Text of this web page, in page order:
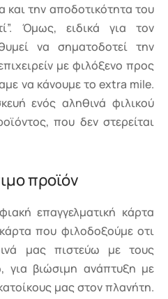
και την αποδοτικότητα του
Όμως, ειδικά για τον
να σηματοδοτεί την
με φιλόξενο προς
να κάνουμε το extra mile.
ενός αληθινά φιλικού
που δεν στερείται
προϊόν
επαγγελματική κάρτα
που φιλοδοξούμε οτι
μας πιστεύω με τους
για βιώσιμη ανάπτυξη με
μας στον πλανήτη.